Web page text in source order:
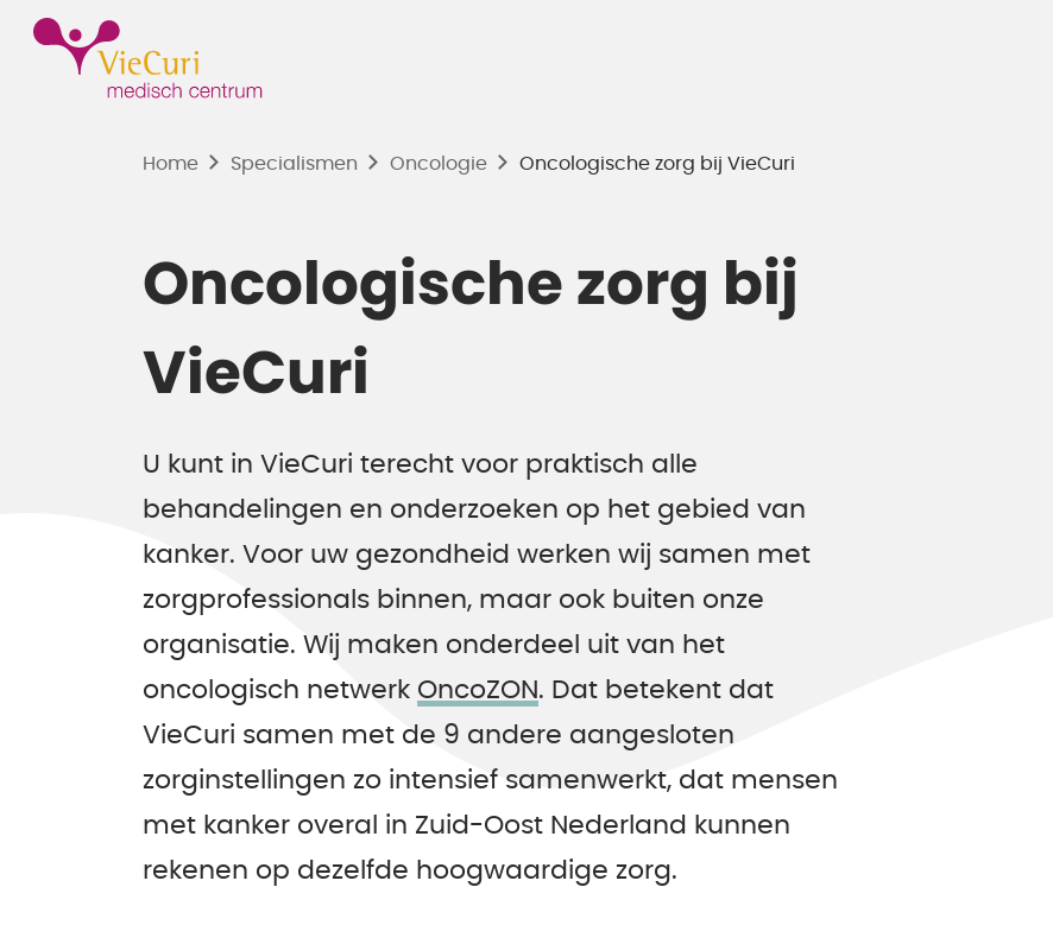
Home Specialismen Oncologie Oncologische zorg bij VieCuri
Oncologische zorg bij
VieCuri
U kunt in VieCuri terecht voor praktisch alle
behandelingen en onderzoeken op het gebied van
kanker. Voor uw gezondheid werken wij samen met
zorgprofessionals binnen, maar ook buiten onze
organisatie. Wij maken onderdeel uit van het
oncologisch netwerk OncoZON. Dat betekent dat
VieCuri samen met de 9 andere aangesloten
zorginstellingen zo intensief samenwerkt, dat mensen
met kanker overal in Zuid-Oost Nederland kunnen
rekenen op dezelfde hoogwaardige zorg.